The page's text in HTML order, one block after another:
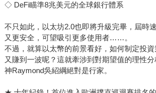
◇ DeFi瞄準8兆美元的全球銀行體系
不只如此，以太坊2.0也即將升級完畢，屆時
又更安全，可望吸引更多使用者……。
不過，就算以太幣的前景看好，如何制定投
又賺到一波呢？這就牽涉到對期望值的理性
神Raymond吳紹綱絕對是行家。